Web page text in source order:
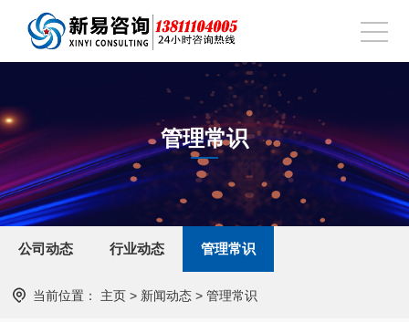
管理常识
公司动态 行业动态 管理常识
当前位置： 主页 > 新闻动态 > 管理常识